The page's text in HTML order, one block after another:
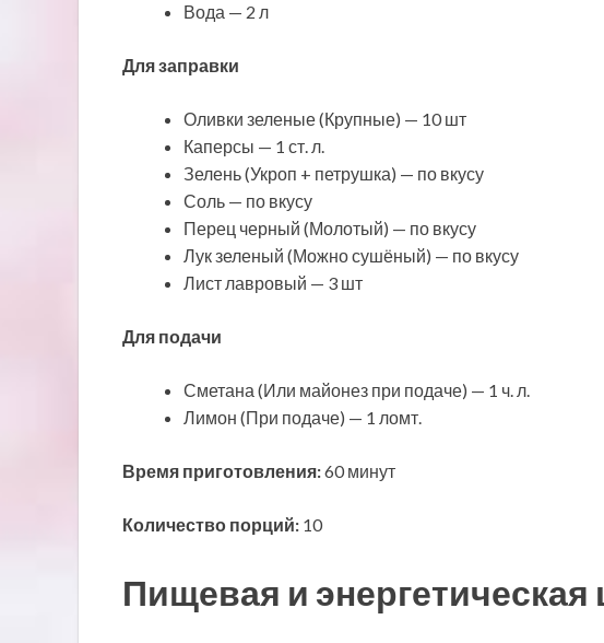
Вода — 2 л
Для заправки
Оливки зеленые (Крупные) — 10 шт
Каперсы — 1 ст. л.
Зелень (Укроп + петрушка) — по вкусу
Соль — по вкусу
Перец черный (Молотый) — по вкусу
Лук зеленый (Можно сушёный) — по вкусу
Лист лавровый — 3 шт
Для подачи
Сметана (Или майонез при подаче) — 1 ч. л.
Лимон (При подаче) — 1 ломт.
Время приготовления:60 минут
Количество порций: 10
Пищевая и энергетическая